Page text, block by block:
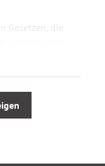
Gesetzen, die